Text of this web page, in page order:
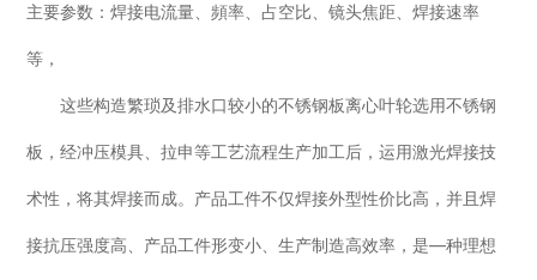
主要参数：焊接电流量、頻率、占空比、镜头焦距、焊接速率
等，
这些构造繁琐及排水口较小的不锈钢板离心叶轮选用不锈钢
板，经冲压模具、拉申等工艺流程生产加工后，运用激光焊接技
术性，将其焊接而成。产品工件不仅焊接外型性价比高，并且焊
接抗压强度高、产品工件形变小、生产制造高效率，是—种理想